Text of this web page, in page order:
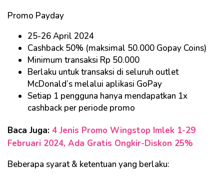
Promo Payday
25-26 April 2024
Cashback 50% (maksimal 50.000 Gopay Coins)
Minimum transaksi Rp 50.000
Berlaku untuk transaksi di seluruh outlet
McDonald’s melalui aplikasi GoPay
Setiap 1 pengguna hanya mendapatkan 1x
cashback per periode promo
Baca Juga: 4 Jenis Promo Wingstop Imlek 1-29
Februari 2024, Ada Gratis Ongkir-Diskon 25%
Beberapa syarat & ketentuan yang berlaku: